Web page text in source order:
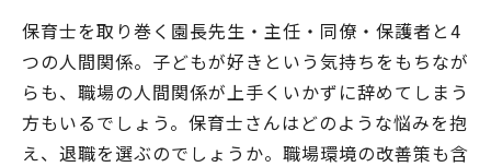
保育士を取り巻く園長先生・主任・同僚・保護者と4
つの人間関係。子どもが好きという気持ちをもちなが
らも、職場の人間関係が上手くいかずに辞めてしまう
方もいるでしょう。保育士さんはどのような悩みを抱
え、退職を選ぶのでしょうか。職場環境の改善策も含